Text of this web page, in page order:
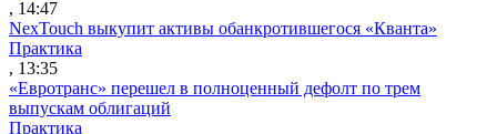
, 14:47
NexTouch выкупит активы обанкротившегося «Кванта»
Практика
, 13:35
«Евротранс» перешел в полноценный дефолт по трем
выпускам облигаций
Практика